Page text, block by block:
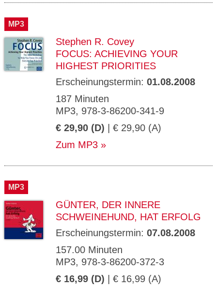
MP3
Stephen R. Covey
FOCUS: ACHIEVING YOUR
HIGHEST PRIORITIES
Erscheinungstermin: 01.08.2008
187 Minuten
MP3, 978-3-86200-341-9
€ 29,90 (D) | € 29,90 (A)
Zum MP3
MP3
GÜNTER, DER INNERE
SCHWEINEHUND, HAT ERFOLG
Erscheinungstermin: 07.08.2008
157.00 Minuten
MP3, 978-3-86200-372-3
€ 16,99 (D) | € 16,99 (A)